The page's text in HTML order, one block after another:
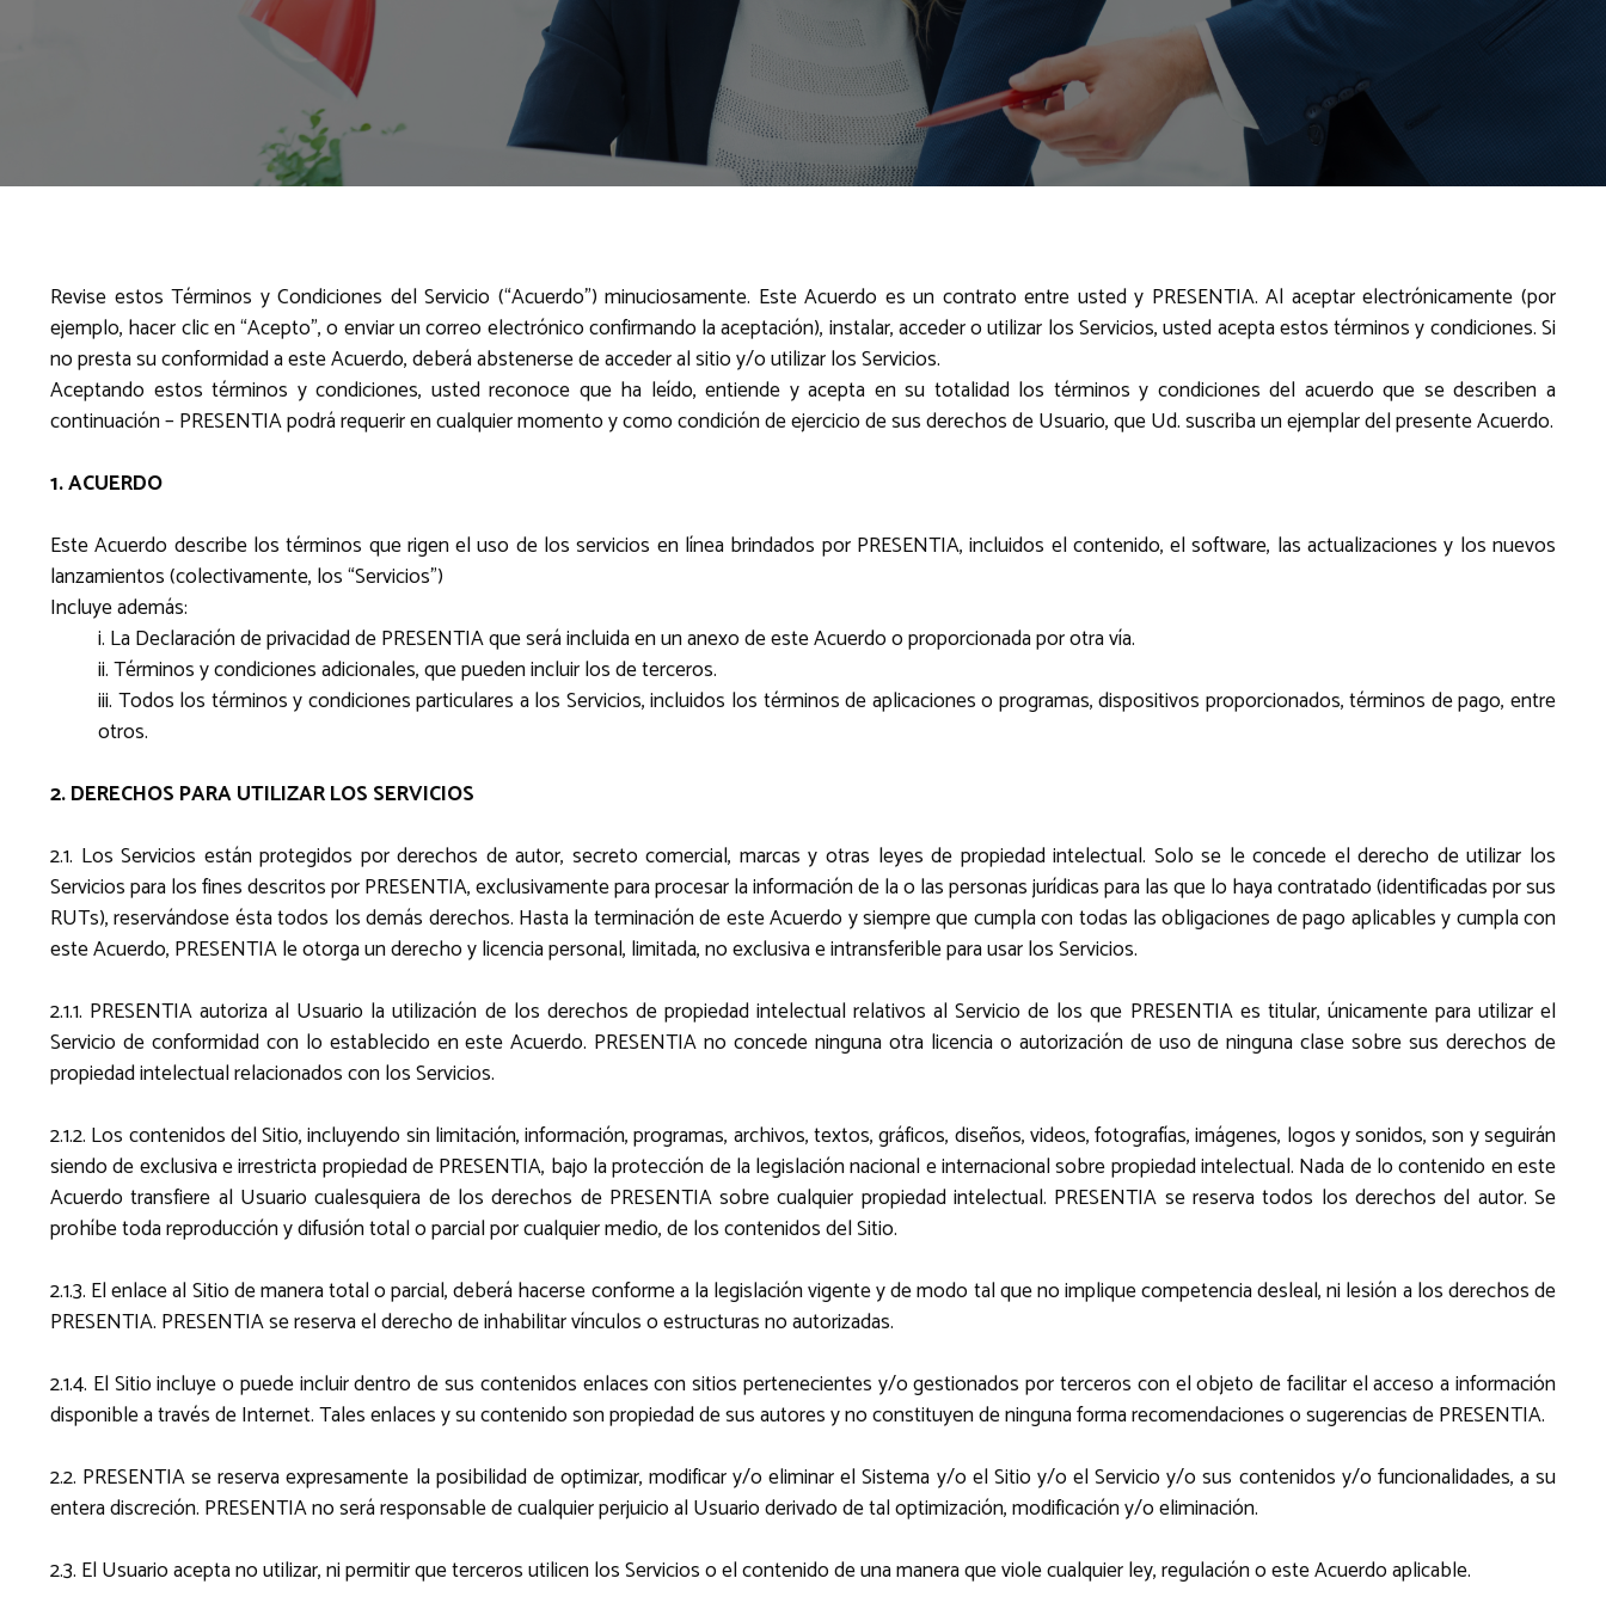
Revise estos Términos y Condiciones del Servicio (“Acuerdo”) minuciosamente. Este Acuerdo es un contrato entre usted y PRESENTIA. Al aceptar electrónicamente (por
ejemplo, hacer clic en “Acepto”, o enviar un correo electrónico confirmando la aceptación), instalar, acceder o utilizar los Servicios, usted acepta estos términos y condiciones. Si
no presta su conformidad a este Acuerdo, deberá abstenerse de acceder al sitio y/o utilizar los Servicios.
Aceptando estos términos y condiciones, usted reconoce que ha leído, entiende y acepta en su totalidad los términos y condiciones del acuerdo que se describen a
continuación – PRESENTIA podrá requerir en cualquier momento y como condición de ejercicio de sus derechos de Usuario, que Ud. suscriba un ejemplar del presente Acuerdo.
1. ACUERDO
Este Acuerdo describe los términos que rigen el uso de los servicios en línea brindados por PRESENTIA, incluidos el contenido, el software, las actualizaciones y los nuevos
lanzamientos (colectivamente, los “Servicios”)
Incluye además:
i. La Declaración de privacidad de PRESENTIA que será incluida en un anexo de este Acuerdo o proporcionada por otra vía.
ii. Términos y condiciones adicionales, que pueden incluir los de terceros.
iii. Todos los términos y condiciones particulares a los Servicios, incluidos los términos de aplicaciones o programas, dispositivos proporcionados, términos de pago, entre
otros.
2. DERECHOS PARA UTILIZAR LOS SERVICIOS
2.1. Los Servicios están protegidos por derechos de autor, secreto comercial, marcas y otras leyes de propiedad intelectual. Solo se le concede el derecho de utilizar los
Servicios para los fines descritos por PRESENTIA, exclusivamente para procesar la información de la o las personas jurídicas para las que lo haya contratado (identificadas por sus
RUTs), reservándose ésta todos los demás derechos. Hasta la terminación de este Acuerdo y siempre que cumpla con todas las obligaciones de pago aplicables y cumpla con
este Acuerdo, PRESENTIA le otorga un derecho y licencia personal, limitada, no exclusiva e intransferible para usar los Servicios.
2.1.1. PRESENTIA autoriza al Usuario la utilización de los derechos de propiedad intelectual relativos al Servicio de los que PRESENTIA es titular, únicamente para utilizar el
Servicio de conformidad con lo establecido en este Acuerdo. PRESENTIA no concede ninguna otra licencia o autorización de uso de ninguna clase sobre sus derechos de
propiedad intelectual relacionados con los Servicios.
2.1.2. Los contenidos del Sitio, incluyendo sin limitación, información, programas, archivos, textos, gráficos, diseños, videos, fotografías, imágenes, logos y sonidos, son y seguirán
siendo de exclusiva e irrestricta propiedad de PRESENTIA, bajo la protección de la legislación nacional e internacional sobre propiedad intelectual. Nada de lo contenido en este
Acuerdo transfiere al Usuario cualesquiera de los derechos de PRESENTIA sobre cualquier propiedad intelectual. PRESENTIA se reserva todos los derechos del autor. Se
prohíbe toda reproducción y difusión total o parcial por cualquier medio, de los contenidos del Sitio.
2.1.3. El enlace al Sitio de manera total o parcial, deberá hacerse conforme a la legislación vigente y de modo tal que no implique competencia desleal, ni lesión a los derechos de
PRESENTIA. PRESENTIA se reserva el derecho de inhabilitar vínculos o estructuras no autorizadas.
2.1.4. El Sitio incluye o puede incluir dentro de sus contenidos enlaces con sitios pertenecientes y/o gestionados por terceros con el objeto de facilitar el acceso a información
disponible a través de Internet. Tales enlaces y su contenido son propiedad de sus autores y no constituyen de ninguna forma recomendaciones o sugerencias de PRESENTIA.
2.2. PRESENTIA se reserva expresamente la posibilidad de optimizar, modificar y/o eliminar el Sistema y/o el Sitio y/o el Servicio y/o sus contenidos y/o funcionalidades, a su
entera discreción. PRESENTIA no será responsable de cualquier perjuicio al Usuario derivado de tal optimización, modificación y/o eliminación.
2.3. El Usuario acepta no utilizar, ni permitir que terceros utilicen los Servicios o el contenido de una manera que viole cualquier ley, regulación o este Acuerdo aplicable.